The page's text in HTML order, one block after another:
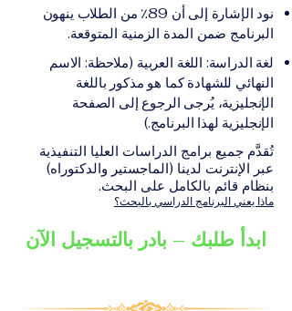
الإلكترونيقد يُطلب تقديم
مستندات إضافية حسب
البرنامج والمؤسسة التعليمية
الأكاديمية المناسبة للبرنامج،
والتي تصدر عن المؤسسة
التعليمية المسؤولة عن تقديم
البرنامج ضمن شبكة VBNN
Smart Education Group.
نود الإشارة إلى أن 89٪ من الطلاب ينهون
البرنامج ضمن المدة الزمنية المتوقعة.
لغة الدراسة: اللغة العربية (ملاحظة: الاسم
النهائي للشهادة كما هو مذكور باللغة
الإنجليزية، يُرجى الرجوع إلى الصفحة
الإنجليزية لهذا البرنامج.)
تُقدَّم جميع برامج الدراسات العليا التنفيذية
عبر الإنترنت لدينا (الماجستير والدكتوراه)
بنظام قائم بالكامل على البحث.
ماذا يعني البرنامج الدراسي بالبحث؟
ابدأ طلبك – بادر بالتسجيل الآن